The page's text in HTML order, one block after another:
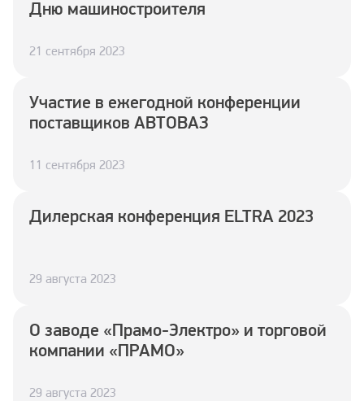
Дню машиностроителя
21 сентября 2023
Участие в ежегодной конференции
поставщиков АВТОВАЗ
11 сентября 2023
Дилерская конференция ELTRA 2023
29 августа 2023
О заводе «Прамо-Электро» и торговой
компании «ПРАМО»
29 августа 2023